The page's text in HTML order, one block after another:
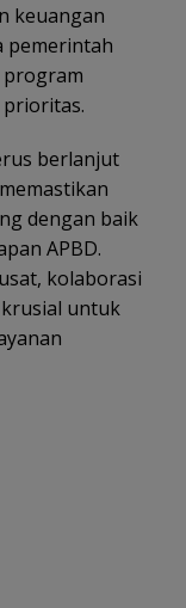
keuangan
pemerintah
berlanjut
dengan baik
APBD.
kolaborasi
untuk